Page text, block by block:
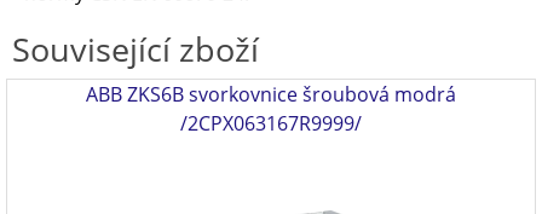
Související zboží
ABB ZKS6B svorkovnice šroubová modrá
/2CPX063167R9999/